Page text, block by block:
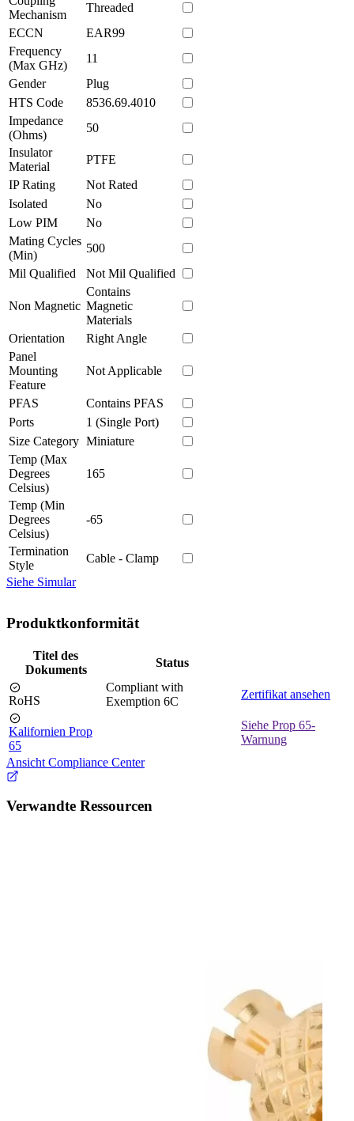
Mechanism
Threaded
ECCN
EAR99
Frequency
(Max GHz)
11
Gender
Plug
HTS Code
8536.69.4010
Impedance
(Ohms)
50
Insulator
Material
PTFE
IP Rating
Not Rated
Isolated
No
Low PIM
No
Mating Cycles
(Min)
500
Mil Qualified
Not Mil Qualified
Non Magnetic
Contains
Magnetic
Materials
Orientation
Right Angle
Panel
Mounting
Feature
Not Applicable
PFAS
Contains PFAS
Ports
1 (Single Port)
Size Category Miniature
Temp (Max
Degrees
Celsius)
165
Temp (Min
Degrees
Celsius)
-65
Termination
Style
Cable - Clamp
Siehe Simular
Produktkonformität
Titel des
Dokuments
Status
RoHS
Compliant with
Exemption 6C
Zertifikat ansehen
Kalifornien Prop
65
Siehe Prop 65-
Warnung
Ansicht Compliance Center
Verwandte Ressourcen